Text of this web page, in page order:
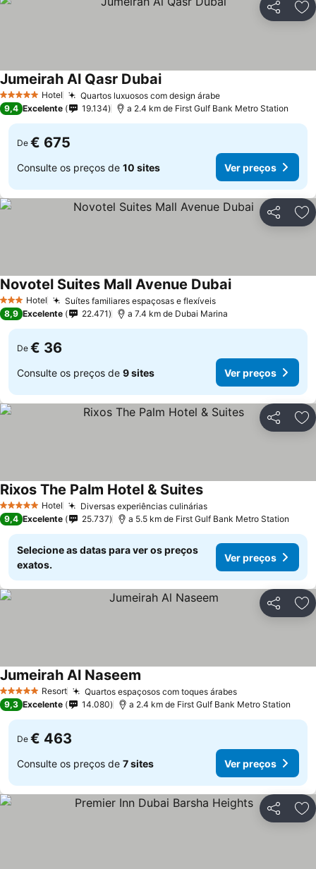
Partilhar
5 Estrelas Hotel Quartos luxuosos com design árabe
Jumeirah Al Qasr Dubai
9,4 Excelente 19.134 a 2.4 km de First Gulf Bank Metro Station
De € 675
Consulte os preços de 10 sites Ver preços
Partilhar
3 EstrelasHotel Suítes familiares espaçosas e flexíveis
Novotel Suites Mall Avenue Dubai
8,9 Excelente 22.471 a 7.4 km de Dubai Marina
De € 36
Consulte os preços de 9 sites Ver preços
Partilhar
5 Estrelas Hotel Diversas experiências culinárias
Rixos The Palm Hotel & Suites
9,4 Excelente 25.737 a 5.5 km de First Gulf Bank Metro Station
Selecione as datas para ver os preços
exatos.
Ver preços
Partilhar
5 Estrelas Resort Quartos espaçosos com toques árabes
Jumeirah Al Naseem
9,3 Excelente 14.080 a 2.4 km de First Gulf Bank Metro Station
De € 463
Consulte os preços de 7 sites Ver preços
Partilhar